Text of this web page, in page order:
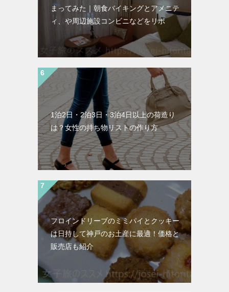
まってみた｜朝食バイキングとアメニテ
ィ、や周辺施設コンビニなどをリポ
1泊2日・2泊3日・3泊4日以上の荷造り
は？女性の持ち物リストの作り方
フロインドリーブのミミパイとクッキー
は日持して神戸のお土産に最適！価格と
販売店も紹介